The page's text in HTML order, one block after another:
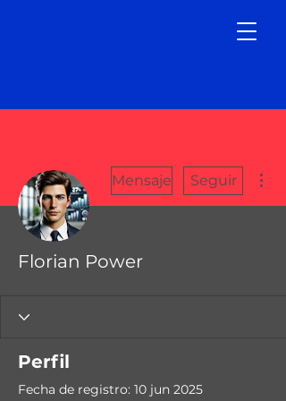
Mensaje Seguir
Florian Power
Perfil
Fecha de registro: 10 jun 2025